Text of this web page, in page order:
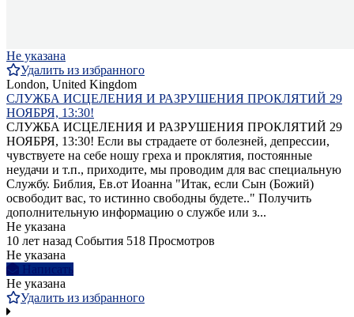
Не указана
Удалить из избранного
London, United Kingdom
СЛУЖБА ИСЦЕЛЕНИЯ И РАЗРУШЕНИЯ ПРОКЛЯТИЙ 29
НОЯБРЯ, 13:30!
СЛУЖБА ИСЦЕЛЕНИЯ И РАЗРУШЕНИЯ ПРОКЛЯТИЙ 29
НОЯБРЯ, 13:30! Если вы страдаете от болезней, депрессии,
чувствуете на себе ношу греха и проклятия, постоянные
неудачи и т.п., приходите, мы проводим для вас специальную
Службу. Библия, Ев.от Иоанна "Итак, если Сын (Божий)
освободит вас, то истинно свободны будете.." Получить
дополнительную информацию о службе или з...
Не указана
10 лет назад События 518 Просмотров
Не указана
Написать
Не указана
Удалить из избранного